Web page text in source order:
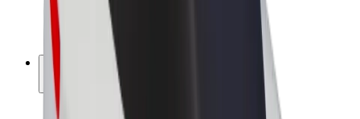
Franquicias
Empresa
Trabaja con nosotros